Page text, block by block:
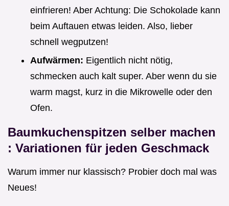
einfrieren! Aber Achtung: Die Schokolade kann
beim Auftauen etwas leiden. Also, lieber
schnell wegputzen!
Aufwärmen: Eigentlich nicht nötig,
schmecken auch kalt super. Aber wenn du sie
warm magst, kurz in die Mikrowelle oder den
Ofen.
Baumkuchenspitzen selber machen
: Variationen für jeden Geschmack
Warum immer nur klassisch? Probier doch mal was
Neues!